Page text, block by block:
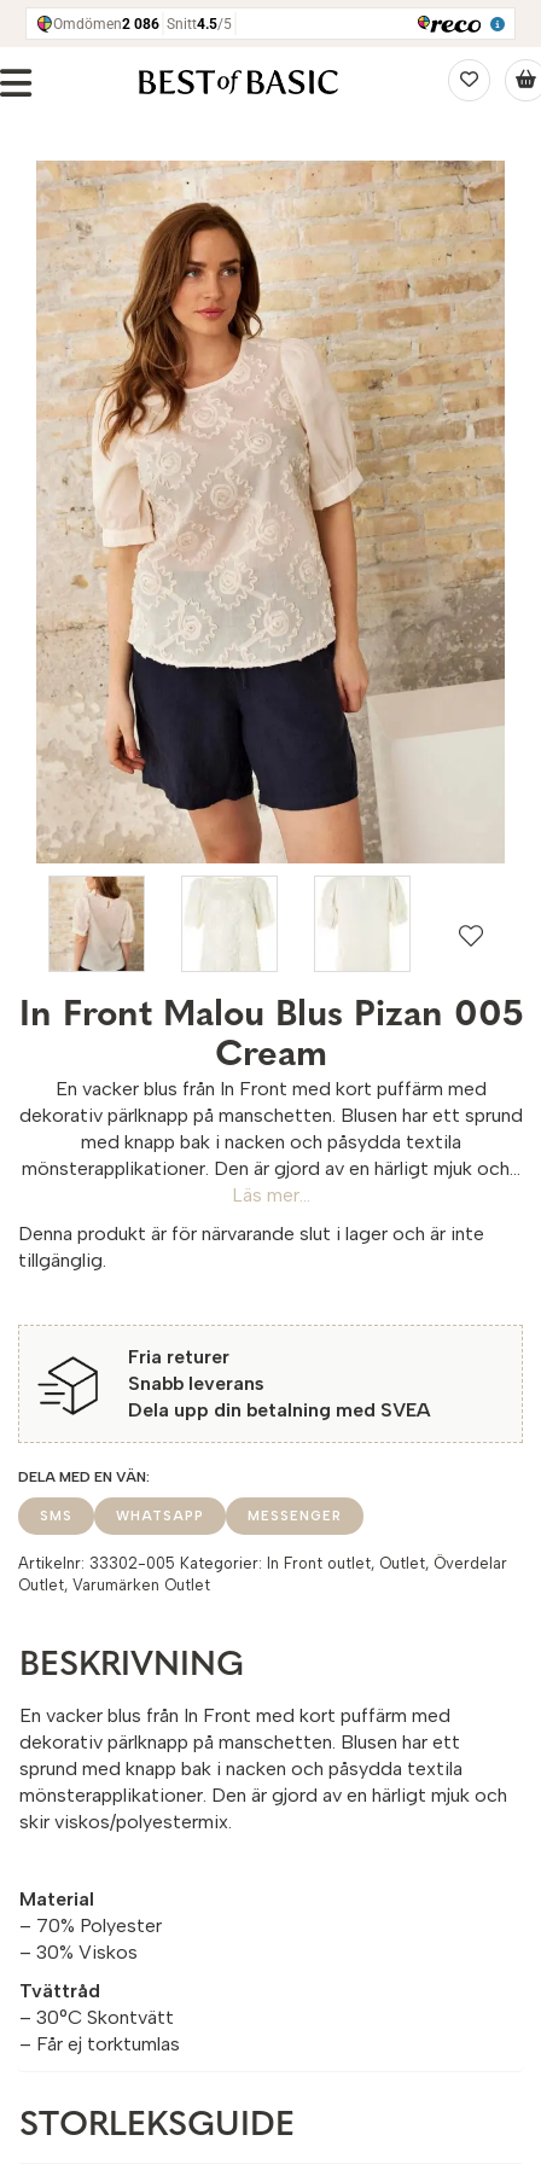
In Front Malou Blus Pizan 005
Cream
En vacker blus från In Front med kort puffärm med
dekorativ pärlknapp på manschetten. Blusen har ett sprund
med knapp bak i nacken och påsydda textila
mönsterapplikationer. Den är gjord av en härligt mjuk och...
Läs mer...
Denna produkt är för närvarande slut i lager och är inte
tillgänglig.
Fria returer
Snabb leverans
Dela upp din betalning med SVEA
SMS WHATSAPP MESSENGER
Artikelnr: 33302-005 Kategorier: In Front outlet, Outlet, Överdelar
Outlet, Varumärken Outlet
BESKRIVNING
En vacker blus från In Front med kort puffärm med
dekorativ pärlknapp på manschetten. Blusen har ett
sprund med knapp bak i nacken och påsydda textila
mönsterapplikationer. Den är gjord av en härligt mjuk och
skir viskos/polyestermix.
Material
– 70% Polyester
– 30% Viskos
Tvättråd
– 30°C Skontvätt
– Får ej torktumlas
STORLEKSGUIDE